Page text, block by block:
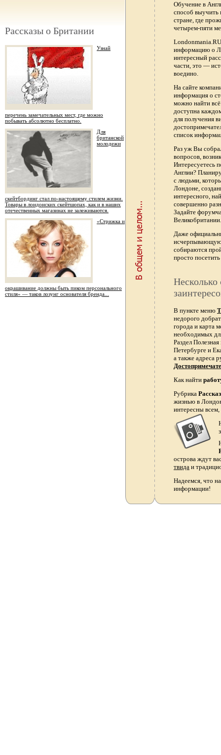
Рассказы о Британии
Узнай
перечень замечательных мест, где можно
побывать абсолютно бесплатно.
Для
британской
молодежи
скейтбординг стал по-настоящему стилем жизни.
Товары в лондонских скейтшопах, как и в наших
отечественных магазинах не залеживаются.
«Стрижка и
окрашивание должны быть пиком персонального
стиля» — таков лозунг основателя бренда...
Обучение в
способ выучить
стране, где
четырем-пяти
информацию о
интересный
части, это —
воедино.
На сайте
информация о
можно найти
доступна
для получения
список
Раз уж Вы
вопросов,
Интересуетесь
Англии?
с людьми,
Лондоне,
интересного,
совершенно
Задайте
Даже
исчерпывающую
собираются
просто
Несколько
В пункте меню
недорого
города и карта
необходимых
Раздел
Петербурге и
а также адреса
Как найти
Рубрика
жизнью в
интересны
острова ждут
твида и
Надеемся, что
информации!